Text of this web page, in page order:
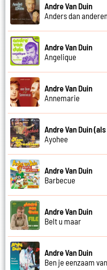
Andre Van Duin
Anders dan
Andre Van Duin
Angelique
Andre Van Duin
Annemarie
Andre Van Duin
Ayohee
Andre Van Duin
Barbecue
Andre Van Duin
Belt u maar
Andre Van Duin
Ben je eenzaam